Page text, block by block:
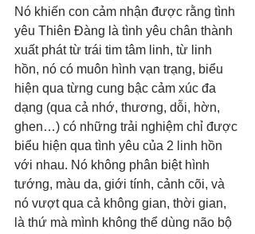
Nó khiến con cảm nhận được rằng tình
yêu Thiên Đàng là tình yêu chân thành
xuất phát từ trái tim tâm linh, từ linh
hồn, nó có muôn hình vạn trạng, biểu
hiện qua từng cung bậc cảm xúc đa
dạng (qua cả nhớ, thương, dỗi, hờn,
ghen…) có những trải nghiệm chỉ được
biểu hiện qua tình yêu của 2 linh hồn
với nhau. Nó không phân biệt hình
tướng, màu da, giới tính, cảnh cõi, và
nó vượt qua cả không gian, thời gian,
là thứ mà mình không thể dùng não bộ